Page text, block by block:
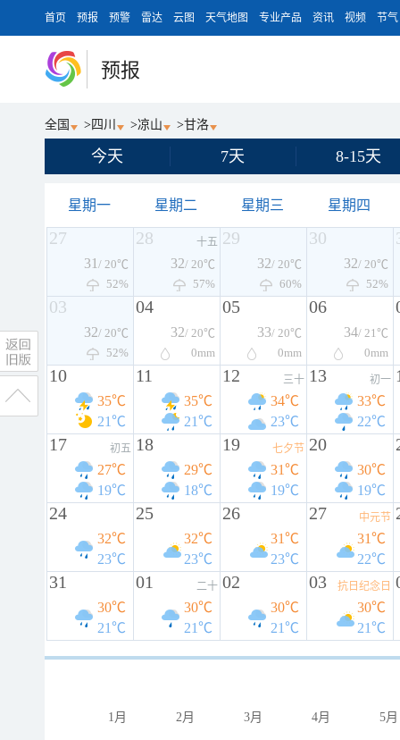
首页 预报 预警 雷达 云图 天气地图 专业产品 资讯 视频 节气
预报
全国 > 四川 >凉山 >甘洛
今天 7天 8-15天
星期一 星期二 星期三 星期四
27
31 / 20℃
52%
28 十五
32/ 20℃
57%
29
32/ 20℃
60%
30
32/ 20℃
52%
03
32/ 20℃
52%
04
32/ 20℃
0mm
05
33/ 20℃
0mm
06
34/ 21℃
0mm
10
35℃
21℃
11
35℃
21℃
12 三十
34℃
23℃
13 初一
33℃
22℃
17 初五
27℃
19℃
18
29℃
18℃
19 七夕节
31℃
19℃
20
30℃
19℃
24
32℃
23℃
25
32℃
23℃
26
31℃
23℃
27 中元节
31℃
22℃
31
30℃
21℃
01 二十
30℃
21℃
02
30℃
21℃
03 抗日纪念日
30℃
21℃
1月 2月 3月 4月 5月